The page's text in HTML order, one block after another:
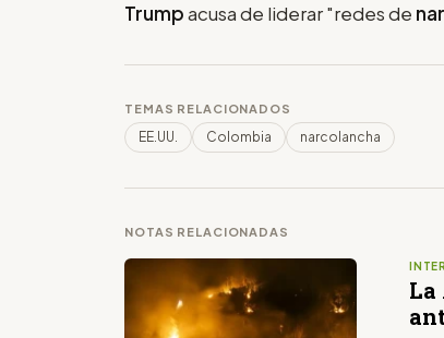
Trumpacusa de liderar "redes de
TEMAS RELACIONADOS
EE.UU. Colombia narcolancha
NOTAS RELACIONADAS
La